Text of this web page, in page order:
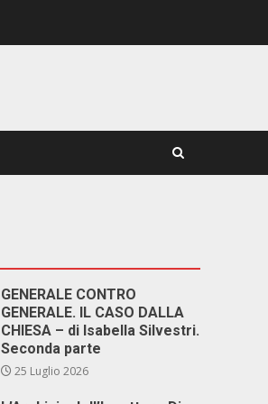
GENERALE CONTRO
GENERALE. IL CASO DALLA
CHIESA – di Isabella Silvestri.
Seconda parte
25 Luglio 2026